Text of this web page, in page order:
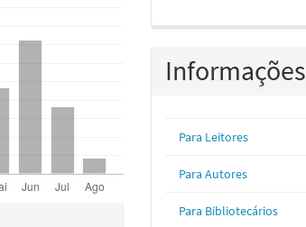
Informações
Para Leitores
Para Autores
Para Bibliotecários